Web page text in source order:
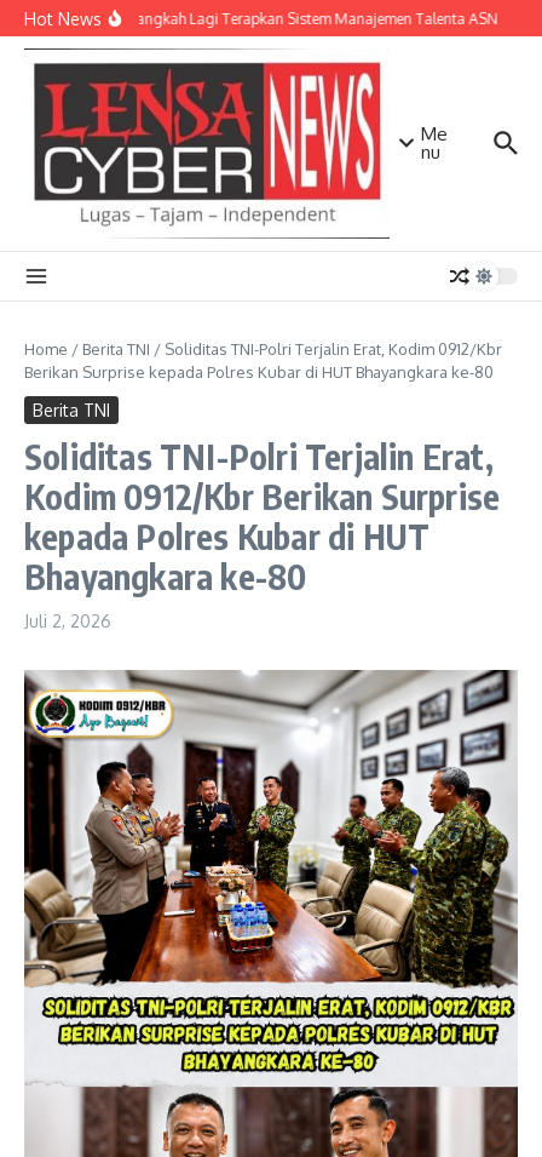
Lewati ke konten
Hot NewsNTB Selangkah Lagi Terapkan Sistem Manajemen Talenta ASN
Me
nu
Home / Berita TNI / Soliditas TNI-Polri Terjalin Erat, Kodim 0912/Kbr
Berikan Surprise kepada Polres Kubar di HUT Bhayangkara ke-80
Berita TNI
Soliditas TNI-Polri Terjalin Erat,
Kodim 0912/Kbr Berikan Surprise
kepada Polres Kubar di HUT
Bhayangkara ke-80
Juli 2, 2026